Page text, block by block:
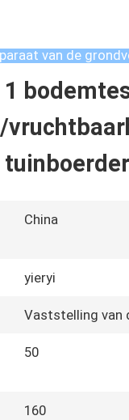
van de
1
China
yieryi
Vaststelling van
50
160